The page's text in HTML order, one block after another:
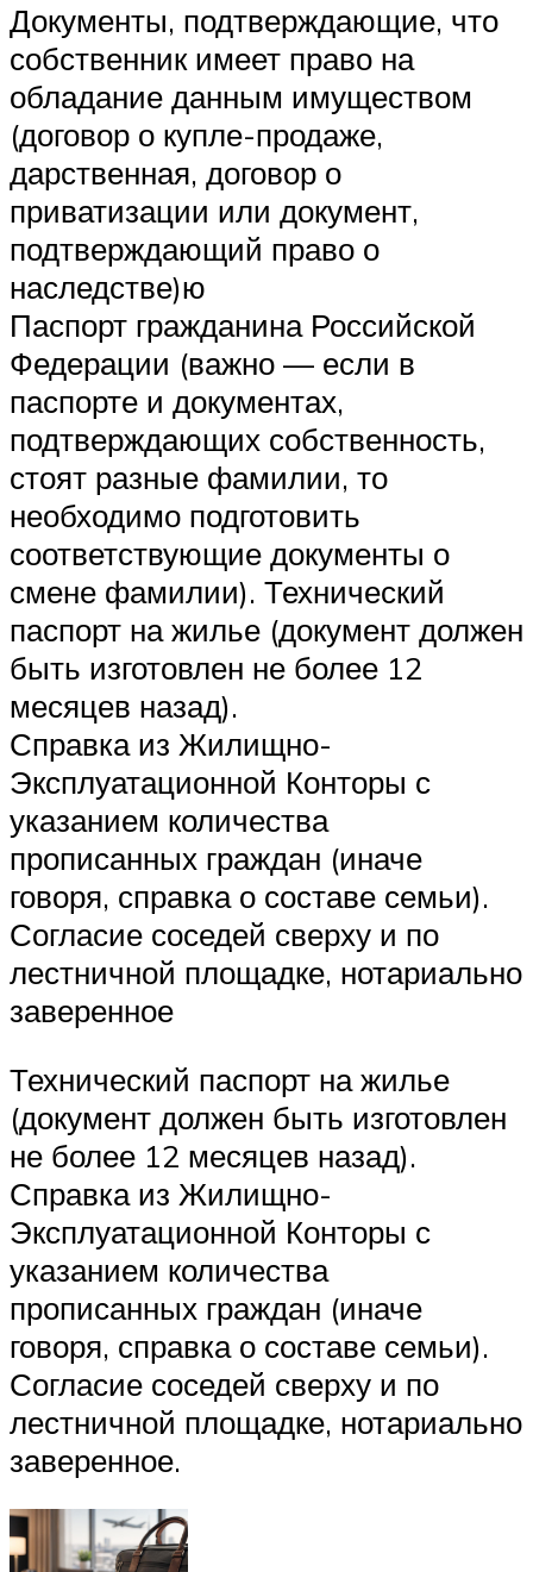
Документы, подтверждающие, что
собственник имеет право на
обладание данным имуществом
(договор о купле-продаже,
дарственная, договор о
приватизации или документ,
подтверждающий право о
наследстве)ю
Паспорт гражданина Российской
Федерации (важно — если в
паспорте и документах,
подтверждающих собственность,
стоят разные фамилии, то
необходимо подготовить
соответствующие документы о
смене фамилии). Технический
паспорт на жилье (документ должен
быть изготовлен не более 12
месяцев назад).
Справка из Жилищно-
Эксплуатационной Конторы с
указанием количества
прописанных граждан (иначе
говоря, справка о составе семьи).
Согласие соседей сверху и по
лестничной площадке, нотариально
заверенное
Технический паспорт на жилье
(документ должен быть изготовлен
не более 12 месяцев назад).
Справка из Жилищно-
Эксплуатационной Конторы с
указанием количества
прописанных граждан (иначе
говоря, справка о составе семьи).
Согласие соседей сверху и по
лестничной площадке, нотариально
заверенное.